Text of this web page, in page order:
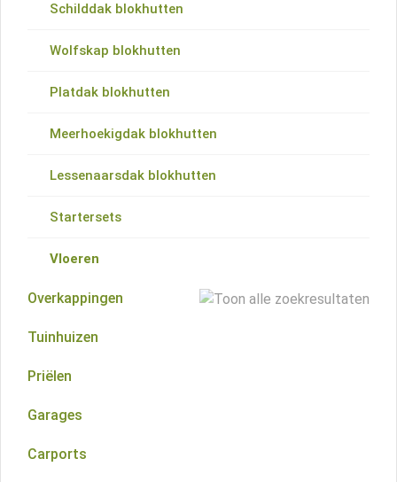
Schilddak blokhutten
Wolfskap blokhutten
Platdak blokhutten
Meerhoekigdak blokhutten
Lessenaarsdak blokhutten
Startersets
Vloeren
Overkappingen
Plat dak overkappingen
Zadeldak overkappingen
Kapschuren
Veranda's
Tuinhuizen
Priëlen
Garages
Carports